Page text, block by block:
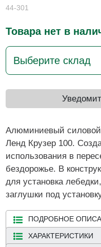
44-301
Товара нет в
Алюминиевый
Ленд Крузер 100.
использования в
бездорожье. В
для установка
заглушки под
ПОДРОБНОЕ
ХАРАКТЕРИСТИКИ